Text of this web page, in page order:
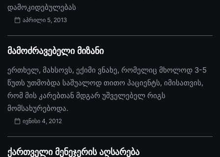
დამოკიდებულებას
აპრილი 5, 2013
მამოძრავებელი მიზანი
ერთხელ, მახსოვს, ექიმი ვნახე, რომელიც მხოლოდ 3-5
წუთს უთმობდა საშუალოდ თითო პაციენტს, იმისათვის,
რომ მის კარებთან მდგარ უშველებელ რიგს
მომსახურებოდა.
ივნისი 4, 2012
ქართველი მენეჯერის აღსარება